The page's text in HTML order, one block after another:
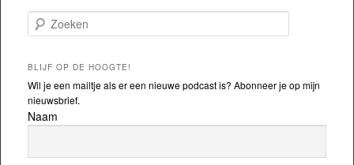
Zoeken
BLIJF OP DE HOOGTE!
Wil je een mailtje als er een nieuwe podcast is? Abonneer je op mijn
nieuwsbrief.
Naam